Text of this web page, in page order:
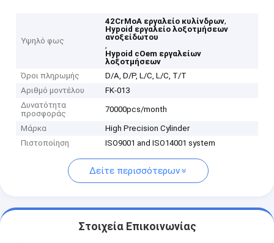
Υψηλό φως
42CrMoA εργαλείο κυλίνδρων,
Hypoid εργαλείο λοξοτμήσεων
ανοξείδωτου
,
Hypoid cOem εργαλείων
λοξοτμήσεων
Όροι πληρωμής
D/A, D/P, L/C, L/C, T/T
Αριθμό μοντέλου
FK-013
Δυνατότητα
προσφοράς
70000pcs/month
Μάρκα
High Precision Cylinder
Πιστοποίηση
ISO9001 and ISO14001 system
Δείτε περισσότερων
Στοιχεία Επικοινωνίας